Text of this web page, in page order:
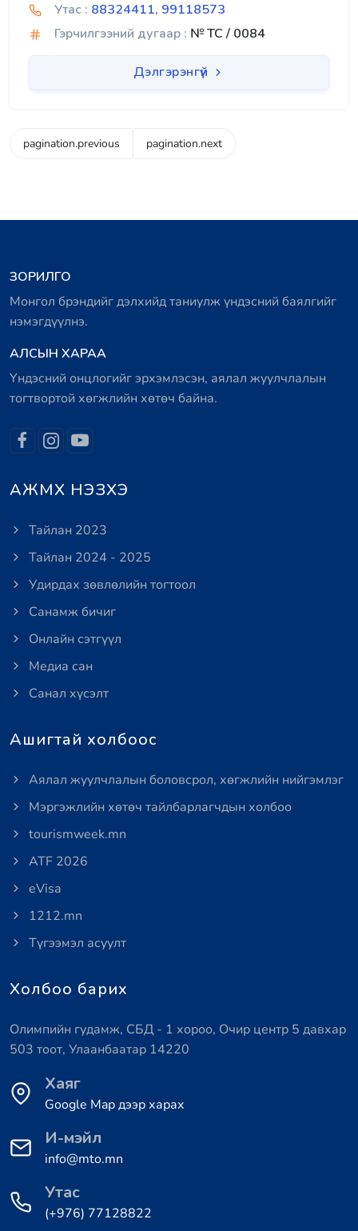
Утас : 88324411, 99118573
Гэрчилгээний дугаар : № TC / 0084
Дэлгэрэнгүй
pagination.previous pagination.next
ЗОРИЛГО
Монгол брэндийг дэлхийд таниулж үндэсний баялгийг
нэмэгдүүлнэ.
АЛСЫН ХАРАА
Үндэсний онцлогийг эрхэмлэсэн, аялал жуулчлалын
тогтвортой хөгжлийн хөтөч байна.
АЖМХ НЭЗХЭ
Тайлан 2023
Тайлан 2024 - 2025
Удирдах зөвлөлийн тогтоол
Санамж бичиг
Онлайн сэтгүүл
Медиа сан
Санал хүсэлт
Ашигтай холбоос
Аялал жуулчлалын боловсрол, хөгжлийн нийгэмлэг
Мэргэжлийн хөтөч тайлбарлагчдын холбоо
tourismweek.mn
ATF 2026
eVisa
1212.mn
Түгээмэл асуулт
Холбоо барих
Олимпийн гудамж, СБД - 1 хороо, Очир центр 5 давхар
503 тоот, Улаанбаатар 14220
Хаяг
Google Map дээр харах
И-мэйл
info@mto.mn
Утас
(+976) 77128822